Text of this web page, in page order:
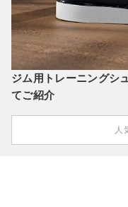
ジム用トレーニングシ
てご紹介
人